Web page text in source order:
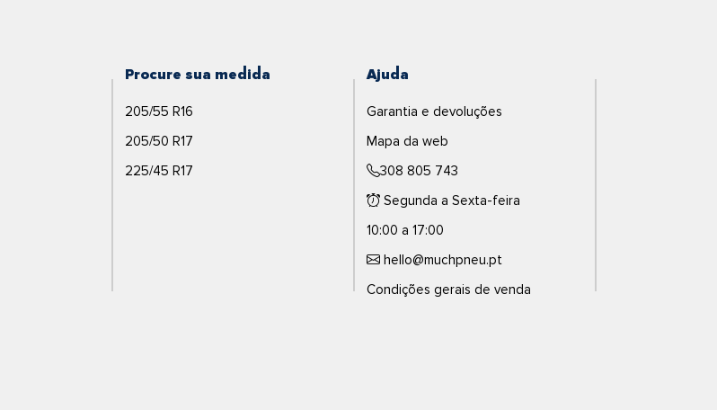
Procure sua medida
205/55 R16
205/50 R17
225/45 R17
Ajuda
Garantia e devoluções
Mapa da web
308 805 743
Segunda a Sexta-feira
10:00 a 17:00
hello@muchpneu.pt
Condições gerais de venda